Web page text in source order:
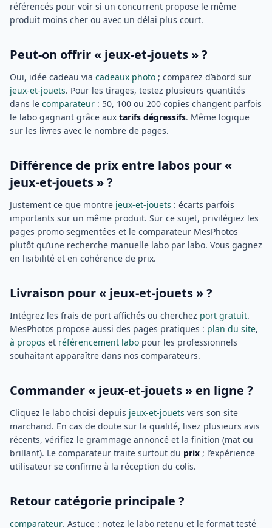
référencés pour voir si un concurrent propose le même
produit moins cher ou avec un délai plus court.
Peut-on offrir « jeux-et-jouets » ?
Oui, idée cadeau via cadeaux photo ; comparez d’abord sur
jeux-et-jouets. Pour les tirages, testez plusieurs quantités
dans le comparateur : 50, 100 ou 200 copies changent parfois
le labo gagnant grâce aux tarifs dégressifs. Même logique
sur les livres avec le nombre de pages.
Différence de prix entre labos pour «
jeux-et-jouets » ?
Justement ce que montre jeux-et-jouets : écarts parfois
importants sur un même produit. Sur ce sujet, privilégiez les
pages promo segmentées et le comparateur MesPhotos
plutôt qu’une recherche manuelle labo par labo. Vous gagnez
en lisibilité et en cohérence de prix.
Livraison pour « jeux-et-jouets » ?
Intégrez les frais de port affichés ou cherchez port gratuit.
MesPhotos propose aussi des pages pratiques : plan du site,
à propos et référencement labo pour les professionnels
souhaitant apparaître dans nos comparateurs.
Commander « jeux-et-jouets » en ligne ?
Cliquez le labo choisi depuis jeux-et-jouets vers son site
marchand. En cas de doute sur la qualité, lisez plusieurs avis
récents, vérifiez le grammage annoncé et la finition (mat ou
brillant). Le comparateur traite surtout du prix ; l’expérience
utilisateur se confirme à la réception du colis.
Retour catégorie principale ?
comparateur. Astuce : notez le labo retenu et le format testé